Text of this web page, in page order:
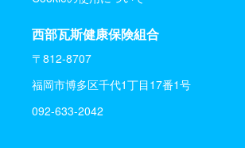
西部瓦斯健康保険組合
〒812-8707
福岡市博多区千代1丁目17番1号
092-633-2042